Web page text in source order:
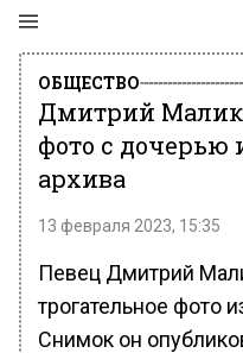
ОБЩЕСТВО
Дмитрий
фото с дочерью
архива
13 февраля 2023, 15:35
Певец Дмитрий
трогательное фото
Снимок он